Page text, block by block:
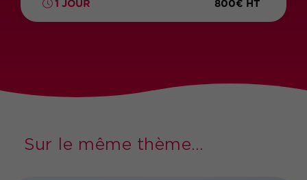
1 JOUR 800€ HT
Sur le même thème...